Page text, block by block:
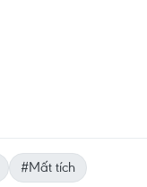
#Mất tích